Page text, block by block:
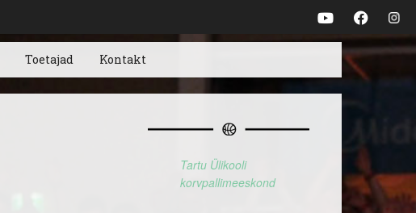
Toetajad Kontakt
Tartu Ülikooli
korvpallimeeskond